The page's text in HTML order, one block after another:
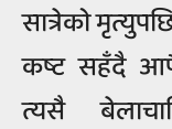
सात्रेको
कष्ट सहँदै
त्यसै